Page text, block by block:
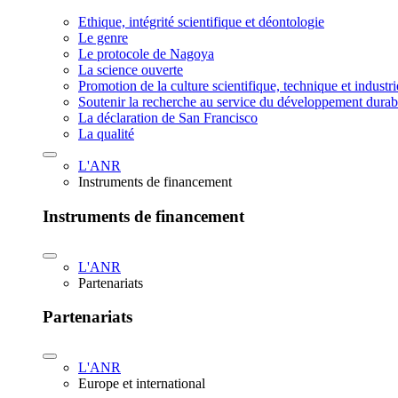
Ethique, intégrité scientifique et déontologie
Le genre
Le protocole de Nagoya
La science ouverte
Promotion de la culture scientifique, technique et
Soutenir la recherche au service du développement
La déclaration de San Francisco
La qualité
L'ANR
Instruments de financement
Instruments de financement
L'ANR
Partenariats
Partenariats
L'ANR
Europe et international